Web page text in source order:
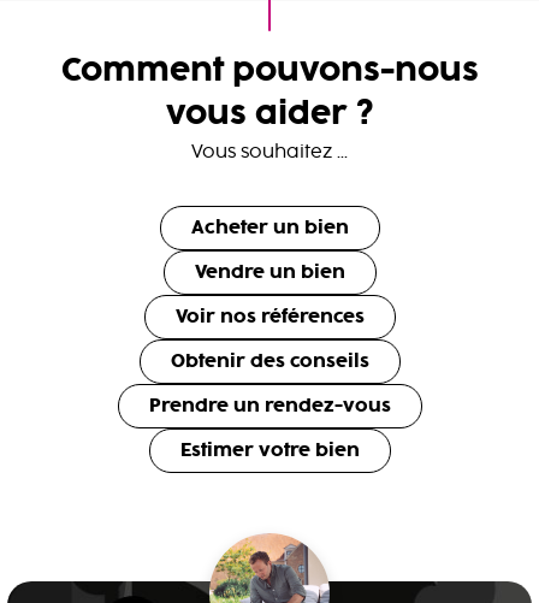
Comment pouvons-nous
vous aider ?
Vous souhaitez ...
Acheter un bien
Vendre un bien
Voir nos références
Obtenir des conseils
Prendre un rendez-vous
Estimer votre bien